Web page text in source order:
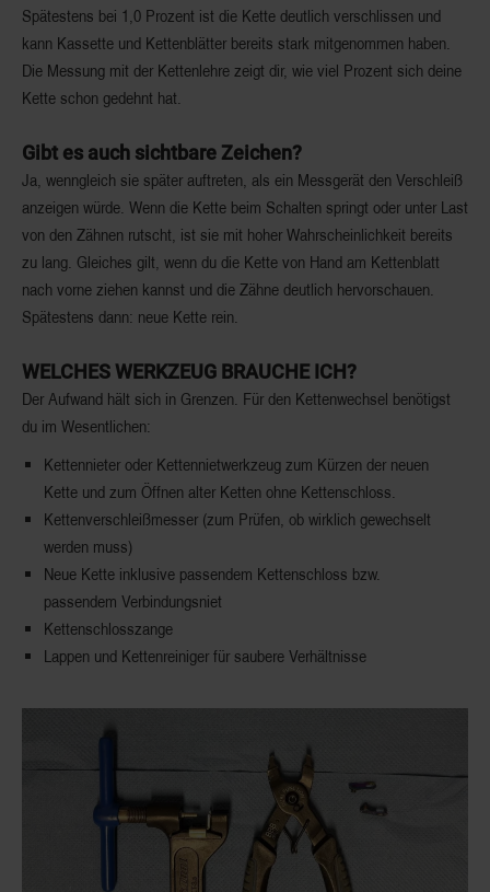
Spätestens bei 1,0 Prozent ist die Kette deutlich verschlissen und
kann Kassette und Kettenblätter bereits stark mitgenommen haben.
Die Messung mit der Kettenlehre zeigt dir, wie viel Prozent sich deine
Kette schon gedehnt hat.
Gibt es auch sichtbare Zeichen?
Ja, wenngleich sie später auftreten, als ein Messgerät den Verschleiß
anzeigen würde. Wenn die Kette beim Schalten springt oder unter Last
von den Zähnen rutscht, ist sie mit hoher Wahrscheinlichkeit bereits
zu lang. Gleiches gilt, wenn du die Kette von Hand am Kettenblatt
nach vorne ziehen kannst und die Zähne deutlich hervorschauen.
Spätestens dann: neue Kette rein.
WELCHES WERKZEUG BRAUCHE ICH?
Der Aufwand hält sich in Grenzen. Für den Kettenwechsel benötigst
du im Wesentlichen:
Kettennieter oder Kettennietwerkzeug zum Kürzen der neuen
Kette und zum Öffnen alter Ketten ohne Kettenschloss.
Kettenverschleißmesser (zum Prüfen, ob wirklich gewechselt
werden muss)
Neue Kette inklusive passendem Kettenschloss bzw.
passendem Verbindungsniet
Kettenschlosszange
Lappen und Kettenreiniger für saubere Verhältnisse